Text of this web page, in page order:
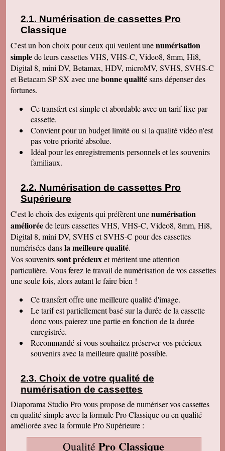
Denise J
Merci pour votre très agréable numérisation sur
facilement. J'ai déménagé en Résidence
autonomie et trouvé quelqu'un pour la lancer sur
l'écran. Mais c'était simple et évident, avec un
peu de courage et de réflexion j'y serai
parvenue. Tout fonctionne, facile d'accès.
Merci. Je garde vos coordonnées. Bien
Bernard G
Pour votre livre d'or : J'ai oublié ou plutôt remis
à plus tard ce que je devais vous écrire après
avoir reçu le disque dur. Pardonnez ma
négligence. Je tiens à vous redire toute ma
satisfaction, pour le travail accompli, mais aussi
vous remercier pour la qualité de votre relation
avec vos clients, ce qui constitue au final une
pour votre entreprise. Bien cordialement
Claudine T
de déballer et de picorer d'une cassette à l'autre.
Merci pour le travail. Nos souvenirs sont sauvés
: une grande joie pour mes enfants et mes
petits enfants. Je vous recommanderais dans
mon entourage pour votre sérieux. Merci
encore.
Aurélie V
Bonjour Sandrine !! J'ai mis du temps pour vous
écrire un commentaire très positif car nous
Merveilleux travail !!! Les films sont super !!
Excellente qualité d'images malgré l'âge des K7
:) Vous êtes une personne de confiance et je
suis heureuse de vous avoir confié les vidéos
de ma Maman décédée !! Je vous recommande
vraiment !! Prenez bien soin de vous !! Au
plaisir
Gislaine P
pas que ça rendrait aussi bien du fait que mes
cassettes sont vieilles plus de 30 ans ! Je vais
parler de vous à ma soeur qui a des cassettes a
copier aussi sur des cd. Bonne journée
Félix F.
J'ai bien reçu votre colis et vous remercie d'
les disquettes et suis pour ma part satisfait , je
Numérisation de cassettes Pro
Classique
C'est un bon choix pour ceux qui veulent unenumérisation
simplede leurs cassettes VHS, VHS-C, Video8, 8mm, Hi8,
Digital 8, mini DV, Betamax, HDV, microMV, SVHS, SVHS-C
et Betacam SP SX avec unebonne qualitésans dépenser des
fortunes.
Ce transfertest simple et abordable avec un tarif fixe par
cassette.
Convient pour un budget limité ou si la qualité vidéo n'est
pas votre priorité absolue.
Idéal pour les enregistrements personnels et les souvenirs
familiaux.
Numérisation de cassettes Pro
Supérieure
C'est le choix des exigents qui préfèrent unenumérisation
amélioréede leurs cassettes VHS, VHS-C, Video8, 8mm, Hi8,
Digital 8, mini DV, SVHS et SVHS-C pour des cassettes
numérisées dansla meilleure qualité.
Vos souvenirssont précieuxet méritent une attention
particulière. Vous ferez le travail de numérisation de vos cassettes
une seule fois, alors autant le faire bien !
Ce transfertoffre une meilleure qualité d'image.
Le tarif est partiellement basé sur la durée de la cassette
donc vous paierez une partie en fonction de la durée
enregistrée.
Recommandé si vous souhaitez préserver vos précieux
souvenirs avec la meilleure qualité possible.
Choix de votre qualité de
numérisation de cassettes
Diaporama Studio Pro vous propose de numériser vos cassettes
en qualité simple avec la formule Pro Classique ou en qualité
améliorée avec la formule Pro Supérieure :
Qualité Pro Classique